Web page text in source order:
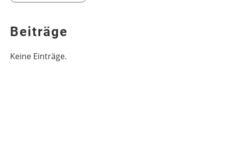
Beiträge
Keine Einträge.